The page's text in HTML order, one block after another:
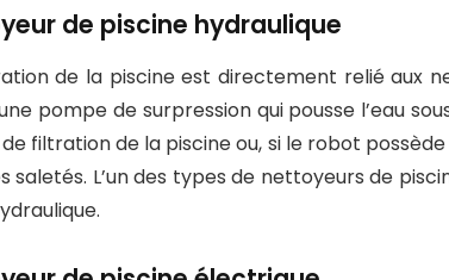
de piscine hydraulique
de la piscine est directement relié aux
pompe de surpression qui pousse l’eau
filtration de la piscine ou, si le robot
saletés. L’un des types de nettoyeurs de